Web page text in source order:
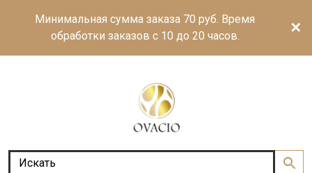
Минимальная сумма заказа 70 руб. Время
обработки заказов с 10 до 20 часов.
✕